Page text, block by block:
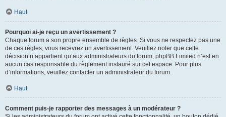
Haut
Pourquoi ai-je reçu un avertissement ?
Chaque forum a son propre ensemble de règles. Si vous ne respectez pas une
de ces règles, vous recevrez un avertissement. Veuillez noter que cette
décision n’appartient qu’aux administrateurs du forum, phpBB Limited n’est en
aucun cas responsable du règlement instauré sur cet espace. Pour plus
d’informations, veuillez contacter un administrateur du forum.
Haut
Comment puis-je rapporter des messages à un modérateur ?